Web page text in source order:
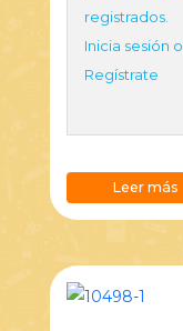
registrados.
Inicia sesión o
Regístrate
Leer más